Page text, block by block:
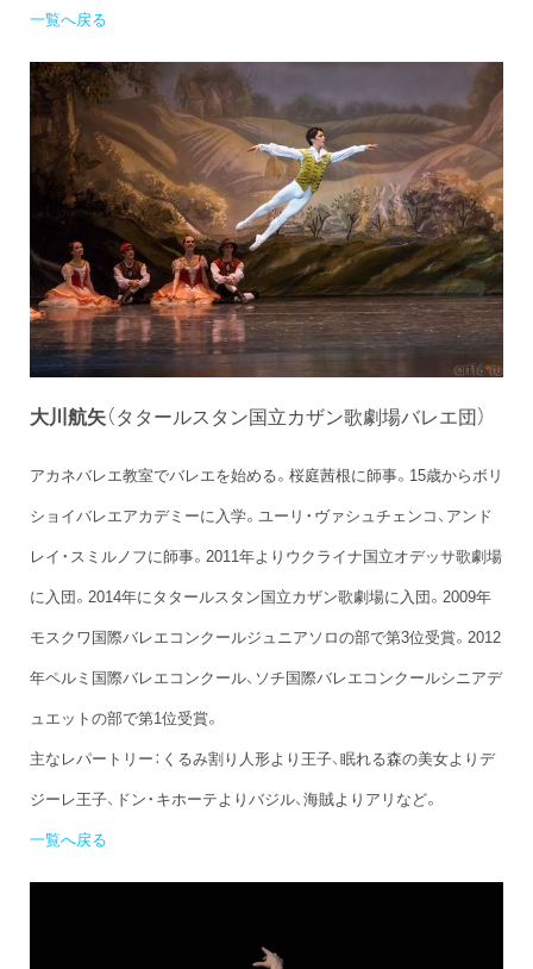
一覧へ戻る
大川航矢（タタールスタン国立カザン歌劇場バレエ団）
アカネバレエ教室でバレエを始める。桜庭茜根に師事。15歳からボリ
ショイバレエアカデミーに入学。ユーリ・ヴァシュチェンコ、アンド
レイ・スミルノフに師事。2011年よりウクライナ国立オデッサ歌劇場
に入団。2014年にタタールスタン国立カザン歌劇場に入団。2009年
モスクワ国際バレエコンクールジュニアソロの部で第3位受賞。2012
年ペルミ国際バレエコンクール、ソチ国際バレエコンクールシニアデ
ュエットの部で第1位受賞。
主なレパートリー：くるみ割り人形より王子、眠れる森の美女よりデ
ジーレ王子、ドン・キホーテよりバジル、海賊よりアリなど。
一覧へ戻る